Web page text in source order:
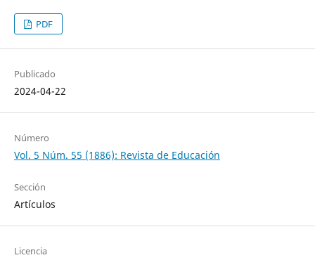
PDF
Publicado
2024-04-22
Número
Vol. 5 Núm. 55 (1886): Revista de Educación
Sección
Artículos
Licencia